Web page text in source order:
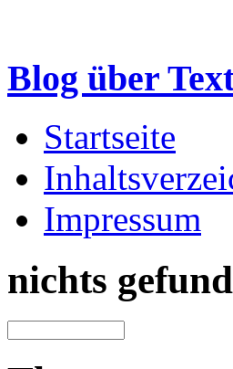
Blog über
Startseite
Impressum
nichts